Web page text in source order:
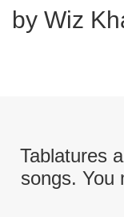
by Wiz
Tablatures
songs. You